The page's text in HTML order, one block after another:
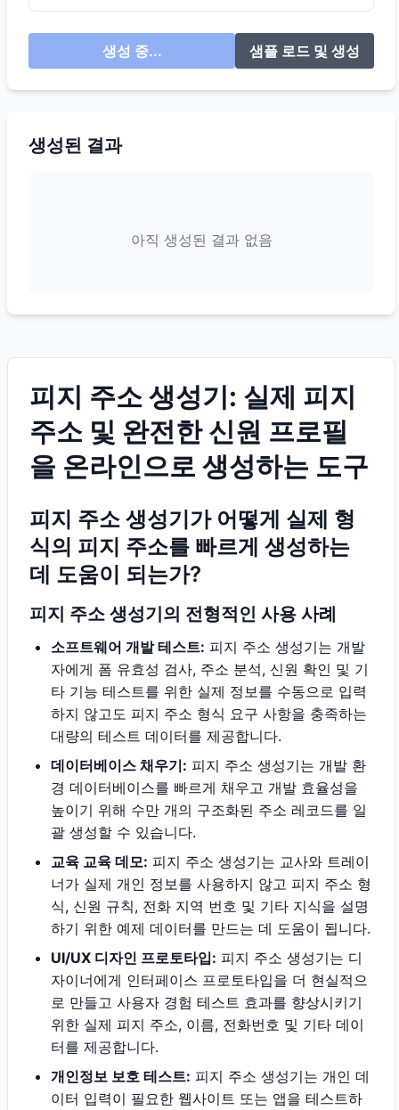
생성 중... 샘플 로드 및 생성
생성된 결과
아직 생성된 결과 없음
피지 주소 생성기: 실제 피지
주소 및 완전한 신원 프로필
을 온라인으로 생성하는 도구
피지 주소 생성기가 어떻게 실제 형
식의 피지 주소를 빠르게 생성하는
데 도움이 되는가?
피지 주소 생성기의 전형적인 사용 사례
소프트웨어 개발 테스트: 피지 주소 생성기는 개발
자에게 폼 유효성 검사, 주소 분석, 신원 확인 및 기
타 기능 테스트를 위한 실제 정보를 수동으로 입력
하지 않고도 피지 주소 형식 요구 사항을 충족하는
대량의 테스트 데이터를 제공합니다.
데이터베이스 채우기: 피지 주소 생성기는 개발 환
경 데이터베이스를 빠르게 채우고 개발 효율성을
높이기 위해 수만 개의 구조화된 주소 레코드를 일
괄 생성할 수 있습니다.
교육 교육 데모: 피지 주소 생성기는 교사와 트레이
너가 실제 개인 정보를 사용하지 않고 피지 주소 형
식, 신원 규칙, 전화 지역 번호 및 기타 지식을 설명
하기 위한 예제 데이터를 만드는 데 도움이 됩니다.
UI/UX 디자인 프로토타입: 피지 주소 생성기는 디
자이너에게 인터페이스 프로토타입을 더 현실적으
로 만들고 사용자 경험 테스트 효과를 향상시키기
위한 실제 피지 주소, 이름, 전화번호 및 기타 데이
터를 제공합니다.
개인정보 보호 테스트: 피지 주소 생성기는 개인 데
이터 입력이 필요한 웹사이트 또는 앱을 테스트하